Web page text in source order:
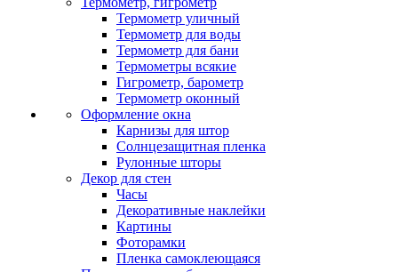
Термометр уличный
Термометр для воды
Термометр для бани
Термометры всякие
Гигрометр, барометр
Термометр оконный
Оформление окна
Карнизы для штор
Солнцезащитная пленка
Рулонные шторы
Декор для стен
Часы
Декоративные наклейки
Картины
Фоторамки
Пленка самоклеющаяся